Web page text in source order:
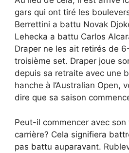
gars qui ont tiré les
Berrettini a battu Novak
Lehecka a battu Carlos
Draper ne les ait retirés de
troisième set. Draper joue
depuis sa retraite avec une
hanche à l’Australian Open,
dire que sa saison
Peut-il commencer avec
carrière? Cela signifiera
pas battu auparavant.